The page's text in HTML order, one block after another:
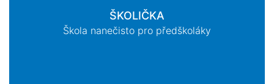
ŠKOLIČKA
Škola nanečisto pro předškoláky